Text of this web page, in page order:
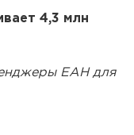
4,3 млн
ЕАН для